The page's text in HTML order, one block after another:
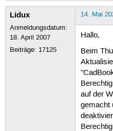
Lidux
Anmeldungsdatum:
18. April 2007
Beiträge: 17125
14. Mai
Hallo,
Beim
auf der
gemacht